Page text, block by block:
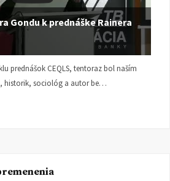
Gondu k prednáške Rainera
prednášok CEQLS, tentoraz bol naším
historik, sociológ a autor be…